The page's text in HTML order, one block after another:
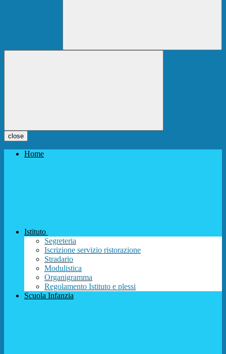
close
Home
Istituto
Segreteria
Iscrizione servizio ristorazione
Stradario
Modulistica
Organigramma
Regolamento Istituto e plessi
Scuola Infanzia